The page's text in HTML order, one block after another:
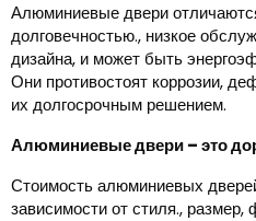
Алюминиевые двери
долговечностью., низкое
дизайна, и может быть
Они противостоят коррозии,
их долгосрочным решением.
Алюминиевые двери – это
Стоимость алюминиевых
зависимости от стиля., размер,